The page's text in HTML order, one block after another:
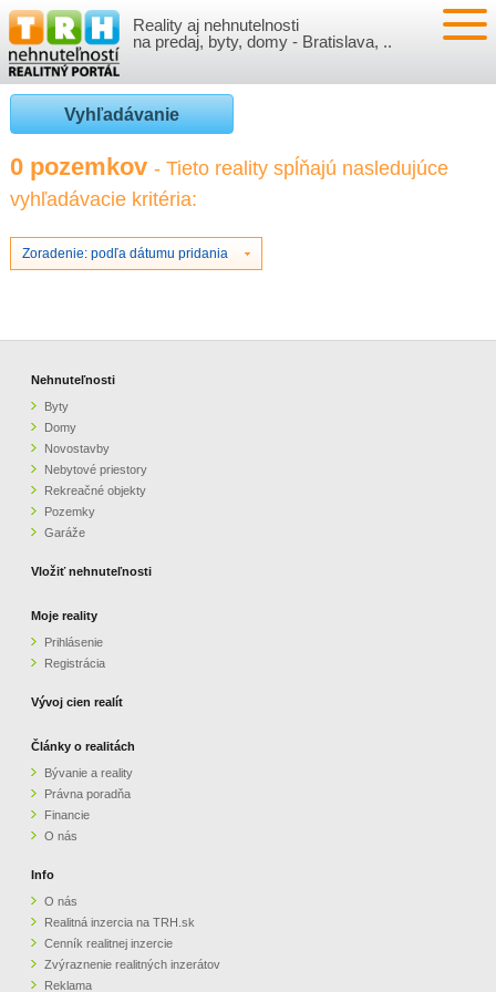
Reality aj nehnutelnosti
na predaj, byty, domy - Bratislava, ..
NEHNUTEĽNOSTI
BYTY
NOVOSTAVBY
NEBYTOVÉ PRIESTORY
GARÁŽE
VLOŽIŤ NEHNUTEĽNOSTI
PRIHLÁSENIE
REGISTRÁCIA
VÝVOJ CIEN REALÍT
ČLÁNKY O REALITÁCH
O NÁS
CENNÍK REALITNEJ INZERCIE
ZVÝRAZNENIE REALITNÝCH INZERÁTOV
PARTNERI
OBCHODNÉ PODMIENKY
KONTAKT
Vyhľadávanie
0 pozemkov - Tieto reality spĺňajú nasledujúce
vyhľadávacie kritéria:
Zoradenie: podľa dátumu pridania
Nehnuteľnosti
Byty
Domy
Novostavby
Nebytové priestory
Rekreačné objekty
Pozemky
Garáže
Vložiť nehnuteľnosti
Moje reality
Prihlásenie
Registrácia
Vývoj cien realít
Články o realitách
Bývanie a reality
Právna poradňa
Financie
O nás
Info
O nás
Realitná inzercia na TRH.sk
Cenník realitnej inzercie
Zvýraznenie realitných inzerátov
Reklama